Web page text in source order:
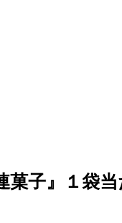
菓子』１袋